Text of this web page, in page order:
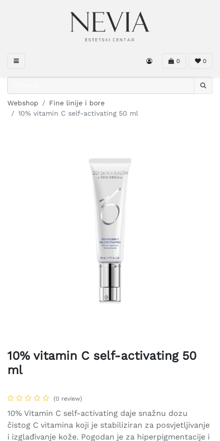
0 0
Webshop
Fine linije i bore
10% vitamin C self-activating 50 ml
10% vitamin C self-activating 50
ml
(0 review)
10% Vitamin C self-activating daje snažnu dozu
čistog C vitamina koji je stabiliziran za posvjetljivanje
i izglađivanje kože. Pogodan je za hiperpigmentacije i